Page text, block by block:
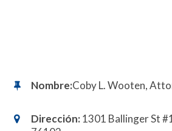
Nombre:Coby L. Wooten,
Dirección:1301 Ballinger St